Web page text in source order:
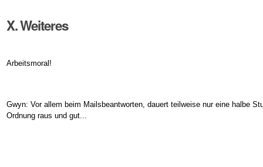
X. Weiteres
Arbeitsmoral!
Gwyn: Vor allem beim Mailsbeantworten, dauert teilweise nur eine halbe
Ordnung raus und gut...